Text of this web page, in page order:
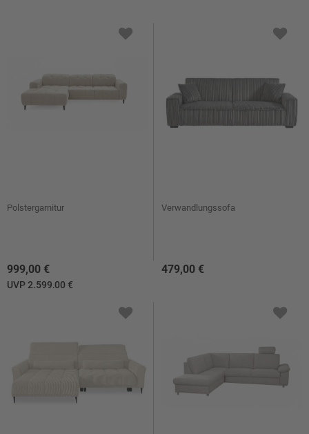
Polstergarnitur
999,00 €
UVP 2.599,00 €
Verwandlungssofa
479,00 €